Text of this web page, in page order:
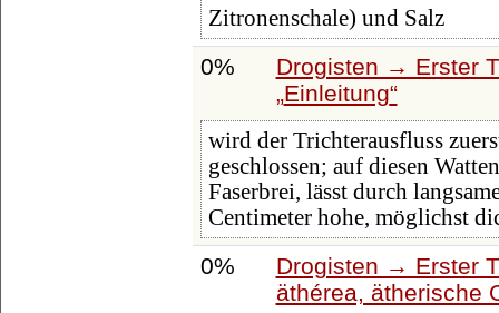
Zitronenschale) und Salz
0%
Drogisten → Erster
Einleitung
wird der Trichterausfluss
geschlossen; auf diesen
Faserbrei, lässt durch
Centimeter hohe, möglichst
0%
Drogisten → Erster
äthérea, ätherische